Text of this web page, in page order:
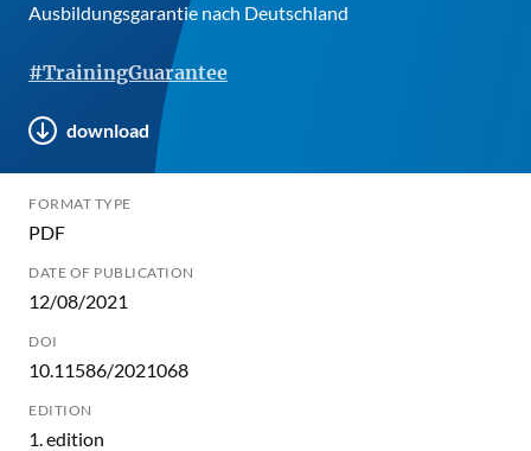
Ausbildungsgarantie nach Deutschland
#TrainingGuarantee
download
FORMAT TYPE
PDF
DATE OF PUBLICATION
12/08/2021
DOI
10.11586/2021068
EDITION
1. edition